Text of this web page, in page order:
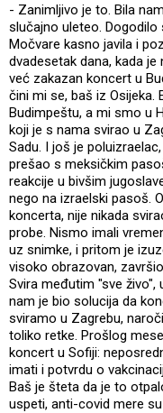
- Zanimljivo je to. Bila
slučajno uleteo. Dogodilo
Močvare kasno javila i
dvadesetak dana, kada
već zakazan koncert u
čini mi se, baš iz Osijeka.
Budimpeštu, a mi smo u
koji je s nama svirao u
Sadu. I još je
prešao s meksičkim
reakcije u bivšim
nego na izraelski pasoš.
koncerta, nije nikada
probe. Nismo imali
uz snimke, i pritom je
visoko obrazovan,
Svira međutim "sve živo",
nam je bio solucija da
sviramo u Zagrebu,
toliko retke. Prošlog
koncert u Sofiji:
imati i potvrdu o
Baš je šteta da je to
uspeti, anti-covid mere